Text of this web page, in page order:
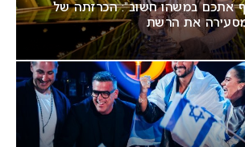
אתכם במשהו חשוב”: הכרזתה של
מסעירה את הרשת